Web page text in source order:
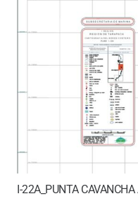
I-22A_PUNTA